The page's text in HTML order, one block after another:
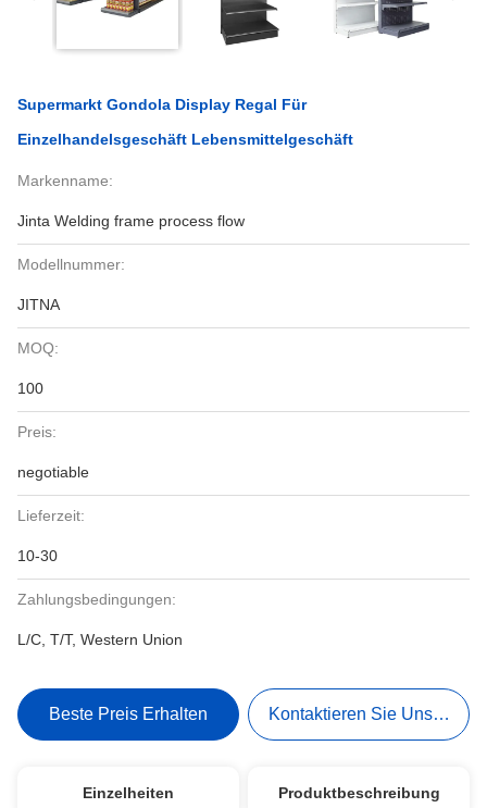
Supermarkt Gondola Display Regal Für
Einzelhandelsgeschäft Lebensmittelgeschäft
Markenname:
Jinta Welding frame process flow
Modellnummer:
JITNA
MOQ:
100
Preis:
negotiable
Lieferzeit:
10-30
Zahlungsbedingungen:
L/C, T/T, Western Union
Beste Preis Erhalten Kontaktieren Sie Uns Jetzt
Einzelheiten Produktbeschreibung